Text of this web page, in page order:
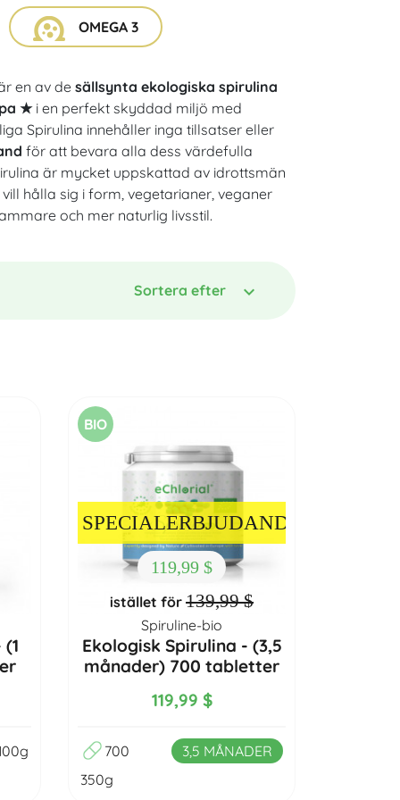
och synskärpan
OMEGA 3
en av de sällsynta ekologiska spirulina
★i en perfekt skyddad miljö med
Spirulina innehåller inga tillsatser eller
för att bevara alla dess värdefulla
är mycket uppskattad av idrottsmän
hålla sig i form, vegetarianer, veganer
och mer naturlig livsstil.
Sortera efter
SPECIALERBJUDANDE
119,99 $
istället för 139,99 $
BIO
Spiruline-bio
Ekologisk Spirulina - (3,5
månader) 700 tabletter
119,99 $
700
3,5 MÅNADER
350g